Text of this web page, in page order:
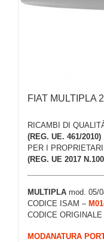
FIAT MULTIPLA
RICAMBI DI
(REG. UE. 461/2010)
PER I
(REG. UE 2017
MULTIPLA mod. 05/
CODICE ISAM –
CODICE
MODANATURA